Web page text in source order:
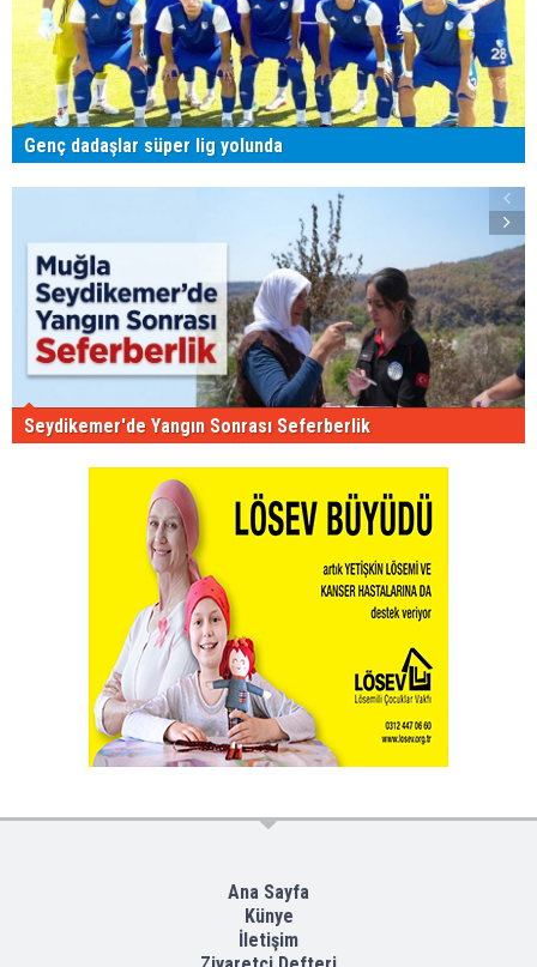
Genç dadaşlar süper lig yolunda
Seydikemer'de Yangın Sonrası Seferberlik
Ana Sayfa
Künye
İletişim